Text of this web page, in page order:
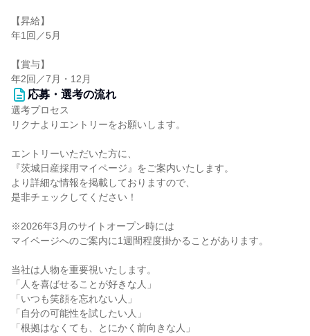
【昇給】
年1回／5月
【賞与】
年2回／7月・12月
応募・選考の流れ
選考プロセス
リクナよりエントリーをお願いします。
エントリーいただいた方に、
『茨城日産採用マイページ』をご案内いたします。
より詳細な情報を掲載しておりますので、
是非チェックしてください！
※2026年3月のサイトオープン時には
マイページへのご案内に1週間程度掛かることがあります。
当社は人物を重要視いたします。
「人を喜ばせることが好きな人」
「いつも笑顔を忘れない人」
「自分の可能性を試したい人」
「根拠はなくても、とにかく前向きな人」